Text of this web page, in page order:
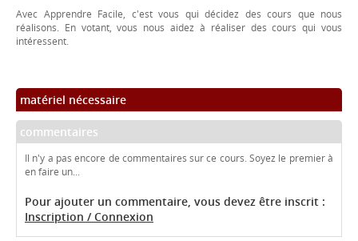
Avec Apprendre Facile, c'est vous qui décidez des cours que nous
réalisons. En votant, vous nous aidez à réaliser des cours qui vous
intéressent.
matériel nécessaire
commentaires
Il n'y a pas encore de commentaires sur ce cours. Soyez le premier à
en faire un...
Pour ajouter un commentaire, vous devez être inscrit :
Inscription / Connexion